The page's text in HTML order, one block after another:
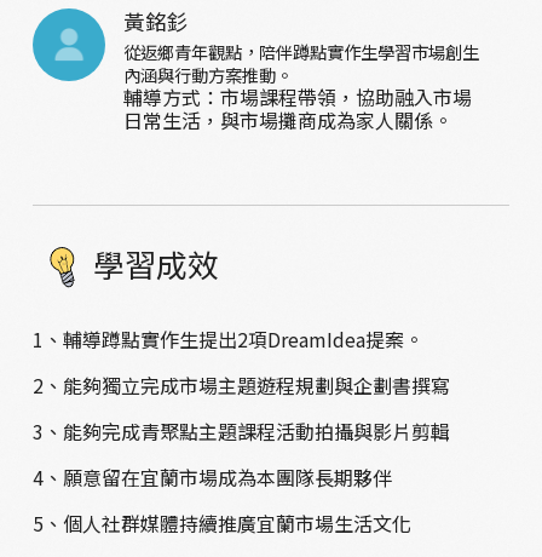
黃銘釤
從返鄉青年觀點，陪伴蹲點實作生學習市場創生
內涵與行動方案推動。
輔導方式：市場課程帶領，協助融入市場
日常生活，與市場攤商成為家人關係。
學習成效
1 、輔導蹲點實作生提出2項DreamIdea提案。
2、能夠獨立完成市場主題遊程規劃與企劃書撰寫
3 、能夠完成青聚點主題課程活動拍攝與影片剪輯
4、願意留在宜蘭市場成為本團隊長期夥伴
5、個人社群媒體持續推廣宜蘭市場生活文化